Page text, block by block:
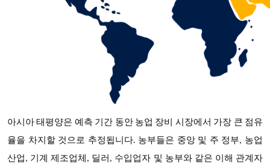
아시아 태평양은 예측 기간 동안 농업 장비 시장에서 가장 큰 점유
율을 차지할 것으로 추정됩니다. 농부들은 중앙 및 주 정부, 농업
산업, 기계 제조업체, 딜러, 수입업자 및 농부와 같은 이해 관계자